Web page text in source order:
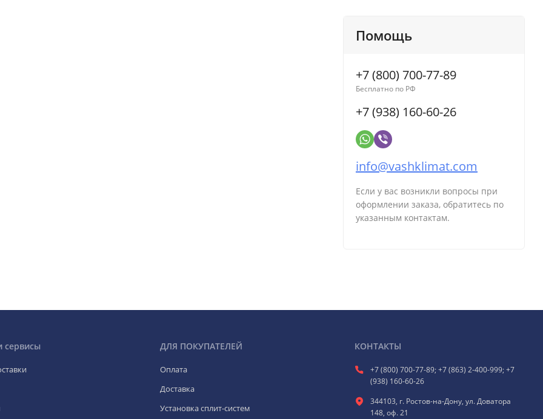
Помощь
+7 (800) 700-77-89
Бесплатно по РФ
+7 (938) 160-60-26
info@vashklimat.com
Если у вас возникли вопросы при
оформлении заказа, обратитесь по
указанным контактам.
сервисы ДЛЯ ПОКУПАТЕЛЕЙ
Оплата
Доставка
Установка сплит-систем
КОНТАКТЫ
+7 (800) 700-77-89; +7 (863) 2-400-999; +7
(938) 160-60-26
344103, г. Ростов-на-Дону, ул. Доватора
148, оф. 21